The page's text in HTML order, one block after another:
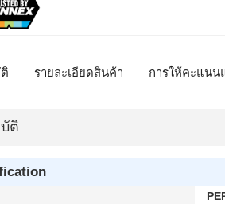
รายละเอียดสินค้า การให้คะแนน
ติ